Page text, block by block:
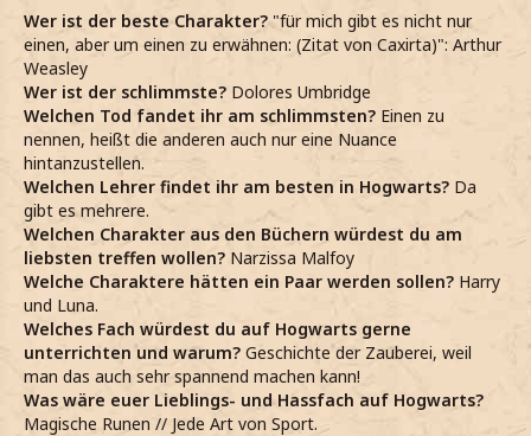
Wer ist der beste Charakter?"für mich gibt es nicht nur
einen, aber um einen zu erwähnen: (Zitat von Caxirta)": Arthur
Weasley
Wer ist der schlimmste? Dolores Umbridge
Welchen Tod fandet ihr am schlimmsten? Einen zu
nennen, heißt die anderen auch nur eine Nuance
hintanzustellen.
Welchen Lehrer findet ihr am besten in Hogwarts? Da
gibt es mehrere.
Welchen Charakter aus den Büchern würdest du am
liebsten treffen wollen? Narzissa Malfoy
Welche Charaktere hätten ein Paar werden sollen? Harry
und Luna.
Welches Fach würdest du auf Hogwarts gerne
unterrichten und warum? Geschichte der Zauberei, weil
man das auch sehr spannend machen kann!
Was wäre euer Lieblings- und Hassfach auf Hogwarts?
Magische Runen // Jede Art von Sport.